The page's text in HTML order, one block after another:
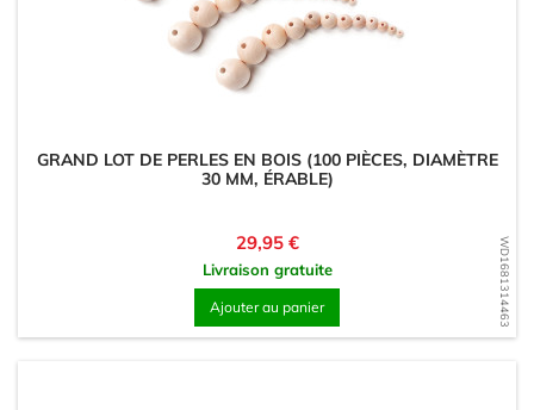
WD1681314463
GRAND LOT DE PERLES EN BOIS (100 PIÈCES, DIAMÈTRE
30 MM, ÉRABLE)
Prix
29,95 €
Livraison gratuite
Ajouter au panier